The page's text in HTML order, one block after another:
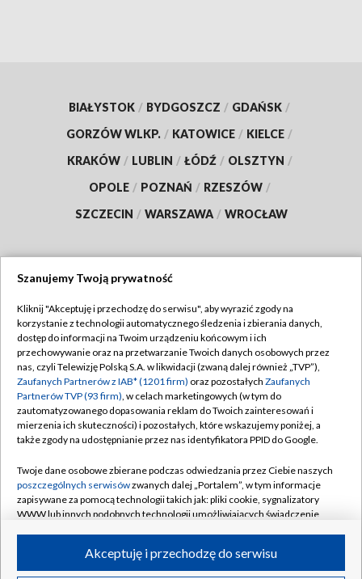
BIAŁYSTOK / BYDGOSZCZ / GDAŃSK /
GORZÓW WLKP. / KATOWICE / KIELCE /
KRAKÓW / LUBLIN / ŁÓDŹ / OLSZTYN /
OPOLE / POZNAŃ / RZESZÓW /
SZCZECIN / WARSZAWA / WROCŁAW
TVP
Abonament TVP
Emisja w TVP
Centrum informacji TVP
Naziemna Telewizja Cyfrowa
Rada Programowa
System NOS
Informacje o nadawcy
Program dla prasy
Regulamin TVP
Polityka prywatności
Moje zgody
Pomoc
Kontakt
Kanały
Szanujemy Twoją prywatność
Kliknij "Akceptuję i przechodzę do serwisu", aby wyrazić zgody na
korzystanie z technologii automatycznego śledzenia i zbierania danych,
dostęp do informacji na Twoim urządzeniu końcowym i ich
przechowywanie oraz na przetwarzanie Twoich danych osobowych przez
nas, czyli Telewizję Polską S.A. w likwidacji (zwaną dalej również „TVP”),
Zaufanych Partnerów z IAB* (1201 firm) oraz pozostałych Zaufanych
Partnerów TVP (93 firm), w celach marketingowych (w tym do
zautomatyzowanego dopasowania reklam do Twoich zainteresowań i
mierzenia ich skuteczności) i pozostałych, które wskazujemy poniżej, a
także zgody na udostępnianie przez nas identyfikatora PPID do Google.
Twoje dane osobowe zbierane podczas odwiedzania przez Ciebie naszych
poszczególnych serwisówzwanych dalej „Portalem”, w tym informacje
zapisywane za pomocą technologii takich jak: pliki cookie, sygnalizatory
WWW lub innych podobnych technologii umożliwiających świadczenie
ruchu w Internecie.Akceptuję i przechodzę do serwisu